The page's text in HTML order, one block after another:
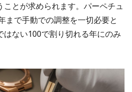
とが求められます。パーペチュ
まで手動での調整を一切必要と
ない100で割り切れる年にのみ